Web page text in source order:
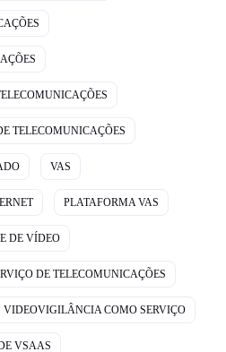
TELECOMUNICAÇÕES
VAS
PLATAFORMA VAS
DE VÍDEO
DE TELECOMUNICAÇÕES
VIDEOVIGILÂNCIA COMO SERVIÇO
VSAAS